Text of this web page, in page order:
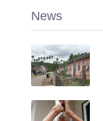
News